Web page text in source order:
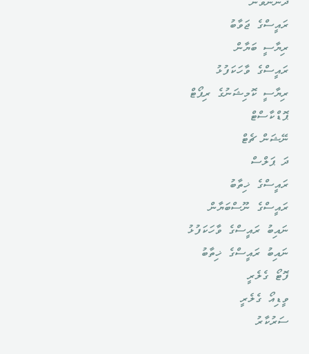
ދެންނެވުން
ރައީސްގެ ޖަވާބު
ރިޔާސީ ބަޔާން
ރައީސްގެ ވާހަކަފުޅު
ރިޔާސީ ކޮމިޝަނުގެ ރިޕޯޓް
ޕޮޑްކާސްޓް
ނޭޝަން ޗެޓް
ދަ ޕަލްސް
ރައީސްގެ ޚިތާބު
ރައީސްގެ ނޫސްބަޔާން
ނައިބު ރައީސްގެ ވާހަކަފުޅު
ނައިބު ރައީސްގެ ޚިތާބު
ފޮޓޯ ގެލެރީ
ވީޑިއޯ ގެލެރީ
ސަރުކާރު